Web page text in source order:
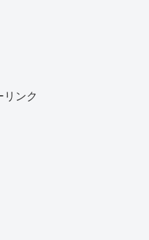
リンク